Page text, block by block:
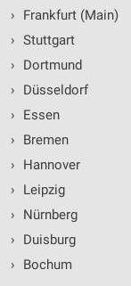
›
Frankfurt (Main)
› Stuttgart
›
Dortmund
›
Düsseldorf
›
Essen
›
Bremen
›
Hannover
›
Leipzig
›
Nürnberg
›
Duisburg
›
Bochum